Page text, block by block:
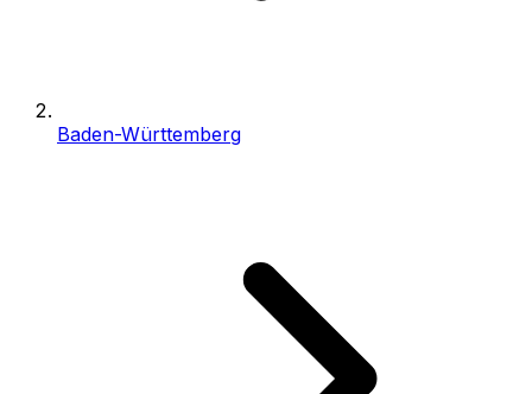
Baden-Württemberg